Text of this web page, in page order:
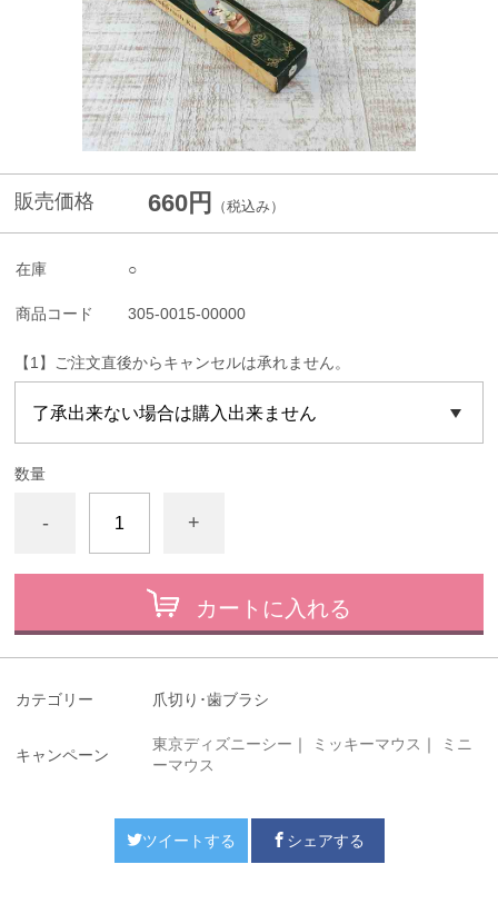
販売価格 660円 （税込み）
在庫 ○
商品コード 305-0015-00000
【1】ご注文直後からキャンセルは承れません。
数量
- +
カートに入れる
カテゴリー 爪切り･歯ブラシ
キャンペーン
東京ディズニーシー ｜ ミッキーマウス ｜
ミニ
ーマウス
ツイートする シェアする